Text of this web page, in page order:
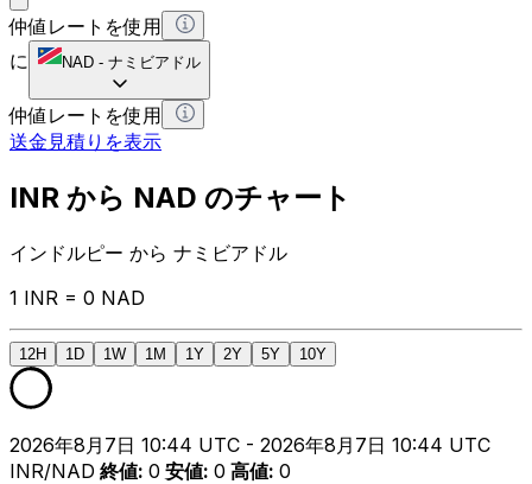
仲値レートを使用
に
NAD - ナミビアドル
仲値レートを使用
送金見積りを表示
INR から NAD のチャート
インドルピー から ナミビアドル
1 INR = 0 NAD
12H 1D 1W 1M 1Y 2Y 5Y 10Y
2026年8月7日 10:44 UTC - 2026年8月7日 10:44 UTC
INR/NAD 終値: 0 安値: 0 高値: 0